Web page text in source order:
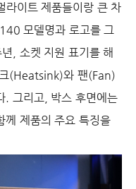
라이트 제품들이랑 큰 차
모델명과 로고를 그
, 소켓 지원 표기를 해
(Heatsink)와 팬(Fan)
. 그리고, 박스 후면에는
께 제품의 주요 특징을